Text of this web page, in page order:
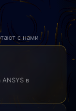
с нами
в